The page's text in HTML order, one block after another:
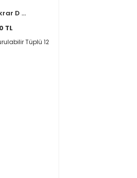
D ...
TL